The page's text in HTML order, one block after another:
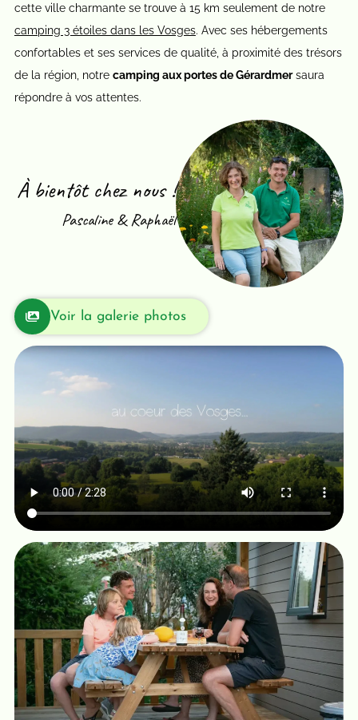
cette ville charmante se trouve à 15 km seulement de notre
camping 3 étoiles dans les Vosges. Avec ses hébergements
confortables et ses services de qualité, à proximité des trésors
de la région, notre camping aux portes de Gérardmersaura
répondre à vos attentes.
À bientôt chez nous !
Pascaline & Raphaël
Voir la galerie photos